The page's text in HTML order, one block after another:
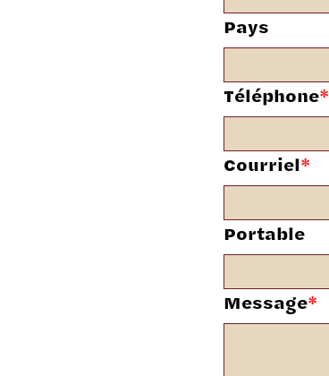
Pays
Téléphone*
Courriel*
Portable
Message*